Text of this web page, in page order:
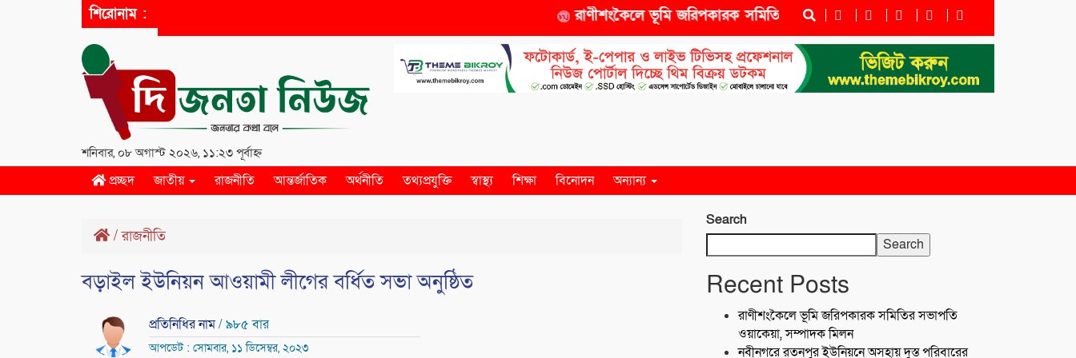
শিরোনাম : রাণীশংকৈলে ভূমি জরিপকারক সমিতির সভাপতি ওয়াকেয়া, সম্পাদক মিলন
শনিবার, ০৮ অগাস্ট ২০২৬, ১১:২৩ পূর্বাহ্ন
প্রচ্ছদ জাতীয় রাজনীতি আন্তর্জাতিক অর্থনীতি তথ্যপ্রযুক্তি স্বাস্থ্য শিক্ষা বিনোদন অন্যান্য
/রাজনীতি
বড়াইল ইউনিয়ন আওয়ামী লীগের বর্ধিত সভা অনুষ্ঠিত
প্রতিনিধির নাম/ ৯৮৫ বার
আপডেট : সোমবার, ১১ ডিসেম্বর, ২০২৩
Search
Search
Recent Posts
রাণীশংকৈলে ভূমি জরিপকারক সমিতির সভাপতি
ওয়াকেয়া, সম্পাদক মিলন
নবীনগরে রতনপুর ইউনিয়নে অসহায় দুস্ত পরিবারের